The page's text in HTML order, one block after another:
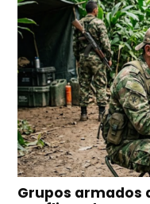
Grupos armados